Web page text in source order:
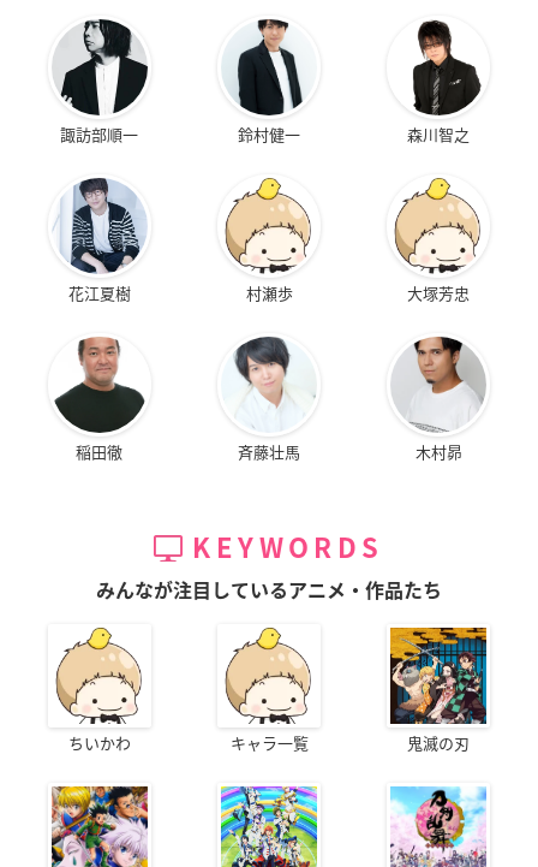
諏訪部順一 鈴村健一 森川智之
花江夏樹 村瀬歩 大塚芳忠
稲田徹 斉藤壮馬 木村昴
KEYWORDS
みんなが注目しているアニメ・作品たち
ちいかわ キャラ一覧 鬼滅の刃